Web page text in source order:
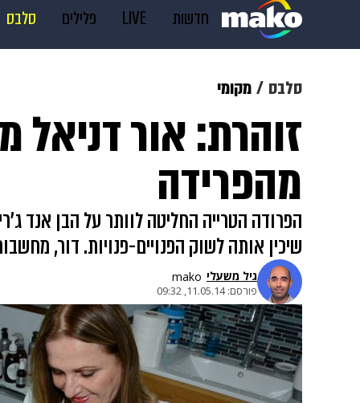
חדשות LIVE פלילים סלבס
גאווה משפט תשעה
סלבס מקומי
זוהרת: אור
מהפרידה
הפרודה הטרייה החליטה לוותר על הבן אנד
שיכין אותה לשוק הפנויים-פנויות. דור,
גיל משעלי mako
פורסם:11.05.14, 09:32